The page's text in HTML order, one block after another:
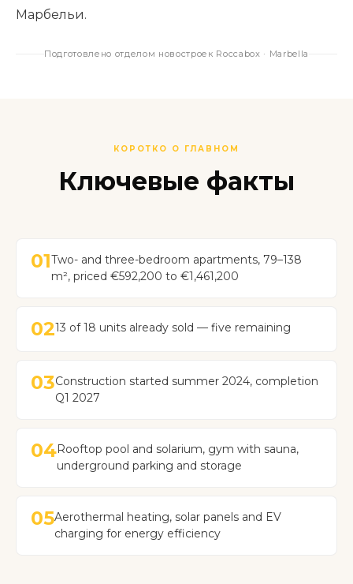
Марбельи.
Подготовлено отделом новостроек Roccabox · Marbella
КОРОТКО О ГЛАВНОМ
Ключевые факты
01Two- and three-bedroom apartments, 79–138
m², priced €592,200 to €1,461,200
0213 of 18 units already sold — five remaining
03Construction started summer 2024, completion
Q1 2027
04Rooftop pool and solarium, gym with sauna,
underground parking and storage
05Aerothermal heating, solar panels and EV
charging for energy efficiency